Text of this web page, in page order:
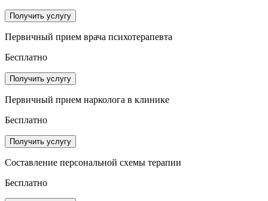
Получить услугу
Первичный прием врача психотерапевта
Бесплатно
Получить услугу
Первичный прием нарколога в клинике
Бесплатно
Получить услугу
Составление персональной схемы терапии
Бесплатно